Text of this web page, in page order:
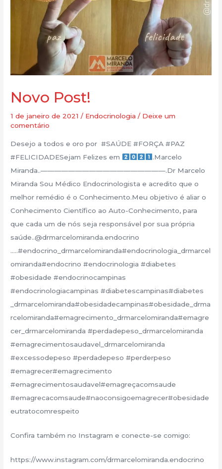
Novo Post!
1 de janeiro de 2021/ Endocrinologia / Deixe um
comentário
Desejo a todos e oro por #SAÚDE #FORÇA #PAZ
#FELICIDADESejam Felizes em
.Marcelo
Miranda..——————————————————.Dr Marcelo
Miranda Sou Médico Endocrinologista e acredito que o
melhor remédio é o Conhecimento.Meu objetivo é aliar o
Conhecimento Científico ao Auto-Conhecimento, para
que cada um de nós seja responsável por sua própria
saúde..@drmarcelomiranda.endocrino
…..#endocrino_drmarcelomiranda#endocrinologia_drmarcel
omiranda#endocrino #endocrinologia #diabetes
#obesidade #endocrinocampinas
#endocrinologiacampinas #diabetescampinas#diabetes
_drmarcelomiranda#obesidadecampinas#obesidade_drma
rcelomiranda#emagrecimento_drmarcelomiranda#emagre
cer_drmarcelomiranda #perdadepeso_drmarcelomiranda
#emagrecimentosaudavel_drmarcelomiranda
#excessodepeso #perdadepeso #perderpeso
#emagrecer#emagrecimento
#emagrecimentosaudavel#emagreçacomsaude
#emagrecacomsaude#naoconsigoemagrecer#obesidade
eutratocomrespeito
Confira também no Instagram e conecte-se comigo:
https://www.instagram.com/drmarcelomiranda.endocrino